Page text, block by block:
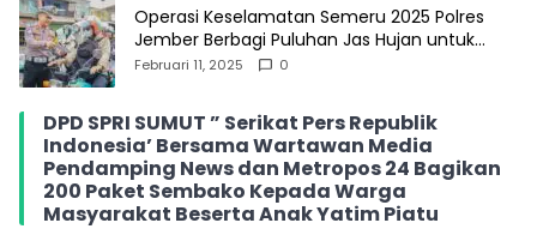
Operasi Keselamatan Semeru 2025 Polres
Jember Berbagi Puluhan Jas Hujan untuk
Pengendara Roda Dua
Februari 11, 2025 0
DPD SPRI SUMUT ” Serikat Pers Republik
Indonesia’ Bersama Wartawan Media
Pendamping News dan Metropos 24 Bagikan
200 Paket Sembako Kepada Warga
Masyarakat Beserta Anak Yatim Piatu